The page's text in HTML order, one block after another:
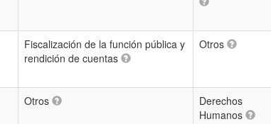
Fiscalización de la función pública y
rendición de cuentas
Otros
Otros
Derechos
Humanos